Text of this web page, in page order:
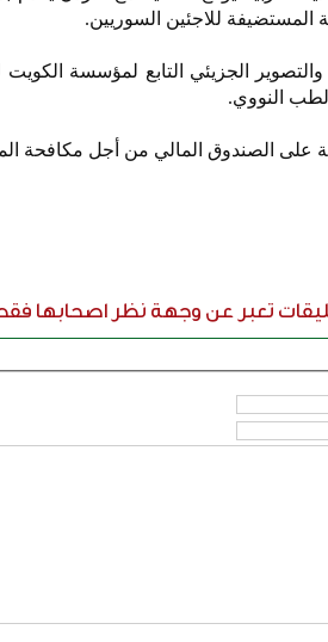
المستضيفة للاجئين السوريين.
والتصوير الجزيئي التابع لمؤسسة
النووي.
تعبر عن وجهة نظر اصحابها